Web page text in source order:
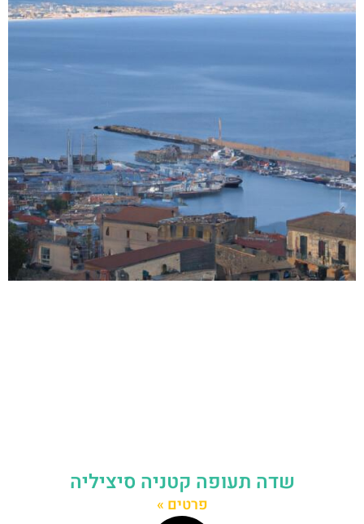
שדה תעופה קטניה סיציליה
פרטים »